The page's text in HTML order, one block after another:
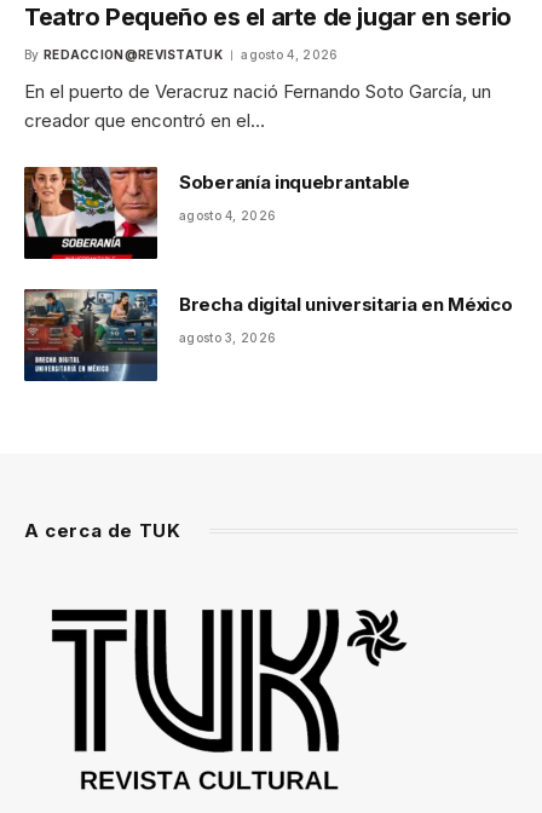
Teatro Pequeño es el arte de jugar en serio
By REDACCION@REVISTATUK agosto 4, 2026
En el puerto de Veracruz nació Fernando Soto García, un
creador que encontró en el…
Soberanía inquebrantable
agosto 4, 2026
Brecha digital universitaria en México
agosto 3, 2026
A cerca de TUK